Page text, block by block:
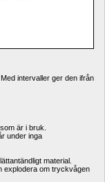
intervaller ger den ifrån
är i bruk.
under inga
material.
explodera om tryckvågen